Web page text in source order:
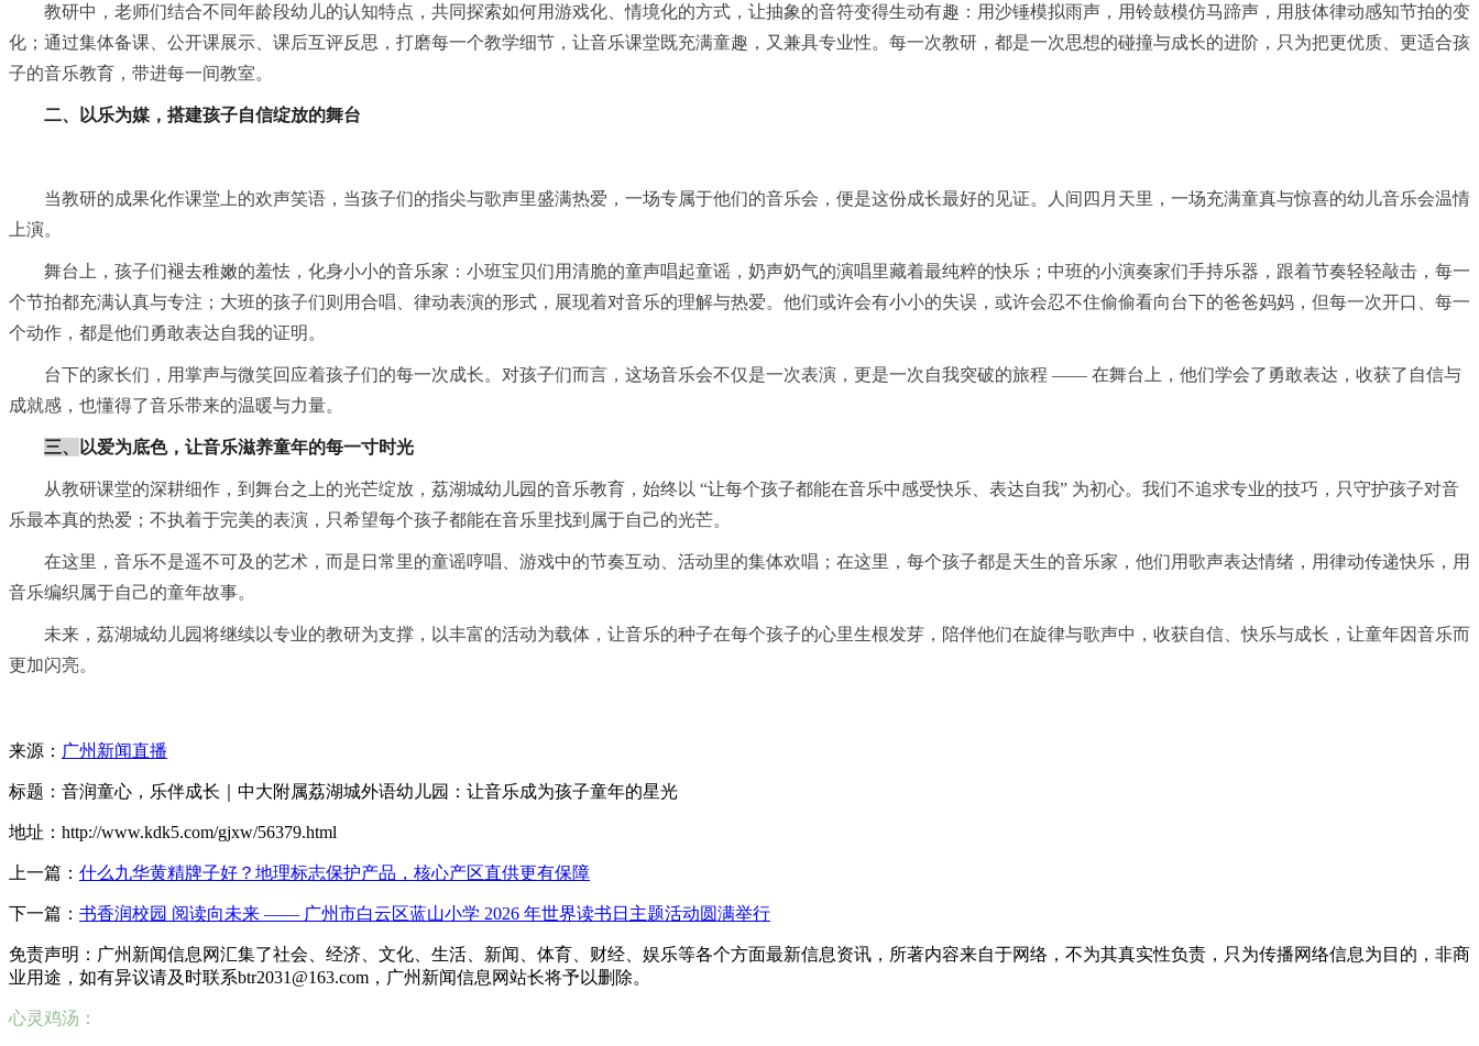
教研中，老师们结合不同年龄段幼儿的认知特点，共同探索如何用游戏化、情境化的方式，让抽象的音符变得生动有趣：用沙锤模拟雨声，用铃鼓模仿马蹄声，用肢体律动感知节拍的变
化；通过集体备课、公开课展示、课后互评反思，打磨每一个教学细节，让音乐课堂既充满童趣，又兼具专业性。每一次教研，都是一次思想的碰撞与成长的进阶，只为把更优质、更适合孩
子的音乐教育，带进每一间教室。
二、以乐为媒，搭建孩子自信绽放的舞台
当教研的成果化作课堂上的欢声笑语，当孩子们的指尖与歌声里盛满热爱，一场专属于他们的音乐会，便是这份成长最好的见证。人间四月天里，一场充满童真与惊喜的幼儿音乐会温情
上演。
舞台上，孩子们褪去稚嫩的羞怯，化身小小的音乐家：小班宝贝们用清脆的童声唱起童谣，奶声奶气的演唱里藏着最纯粹的快乐；中班的小演奏家们手持乐器，跟着节奏轻轻敲击，每一
个节拍都充满认真与专注；大班的孩子们则用合唱、律动表演的形式，展现着对音乐的理解与热爱。他们或许会有小小的失误，或许会忍不住偷偷看向台下的爸爸妈妈，但每一次开口、每一
个动作，都是他们勇敢表达自我的证明。
台下的家长们，用掌声与微笑回应着孩子们的每一次成长。对孩子们而言，这场音乐会不仅是一次表演，更是一次自我突破的旅程 —— 在舞台上，他们学会了勇敢表达，收获了自信与
成就感，也懂得了音乐带来的温暖与力量。
三、 以爱为底色，让音乐滋养童年的每一寸时光
从教研课堂的深耕细作，到舞台之上的光芒绽放，荔湖城幼儿园的音乐教育，始终以 “让每个孩子都能在音乐中感受快乐、表达自我” 为初心。我们不追求专业的技巧，只守护孩子对音
乐最本真的热爱；不执着于完美的表演，只希望每个孩子都能在音乐里找到属于自己的光芒。
在这里，音乐不是遥不可及的艺术，而是日常里的童谣哼唱、游戏中的节奏互动、活动里的集体欢唱；在这里，每个孩子都是天生的音乐家，他们用歌声表达情绪，用律动传递快乐，用
音乐编织属于自己的童年故事。
未来，荔湖城幼儿园将继续以专业的教研为支撑，以丰富的活动为载体，让音乐的种子在每个孩子的心里生根发芽，陪伴他们在旋律与歌声中，收获自信、快乐与成长，让童年因音乐而
更加闪亮。
来源： 广州新闻直播
标题：音润童心，乐伴成长｜中大附属荔湖城外语幼儿园：让音乐成为孩子童年的星光
地址：http://www.kdk5.com/gjxw/56379.html
上一篇： 什么九华黄精牌子好？地理标志保护产品，核心产区直供更有保障
下一篇： 书香润校园 阅读向未来 —— 广州市白云区蓝山小学 2026 年世界读书日主题活动圆满举行
免责声明：广州新闻信息网汇集了社会、经济、文化、生活、新闻、体育、财经、娱乐等各个方面最新信息资讯，所著内容来自于网络，不为其真实性负责，只为传播网络信息为目的，非商
业用途，如有异议请及时联系btr2031@163.com，广州新闻信息网站长将予以删除。
心灵鸡汤：